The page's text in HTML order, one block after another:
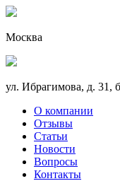
Москва
ул. Ибрагимова, д. 31,
О компании
Отзывы
Статьи
Новости
Вопросы
Контакты